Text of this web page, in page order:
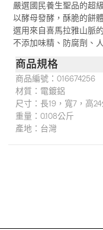
嚴選國民養生聖品的超
以酵母發酵，酥脆的餅
選用來自喜馬拉雅山脈
不添加味精、防腐劑、
商品規格
商品編號： 016674256
材質： 電鍍鋁
尺寸： 長19，寬7，高
重量： 0.108公斤
產地： 台灣